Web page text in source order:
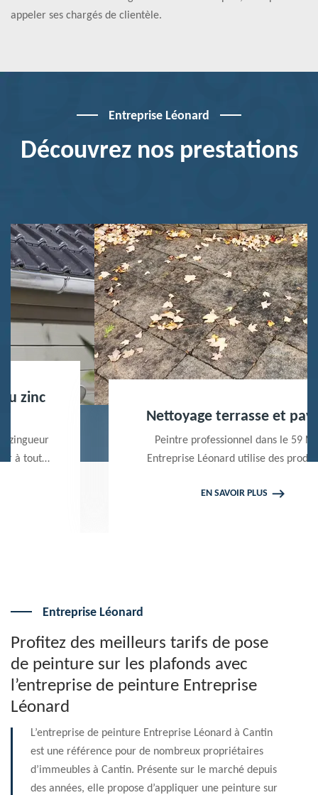
appeler ses chargés de clientèle.
Entreprise Léonard
Découvrez nos prestations
Nettoyage terrasse et pavé 59
Peintre professionnel dans le 59 Nord,
Entreprise Léonard utilise des produits de
pavé. Propose un devis gratuit qui ne vous
Entreprise Léonard
Profitez des meilleurs tarifs de pose
de peinture sur les plafonds avec
l’entreprise de peinture Entreprise
Léonard
L’entreprise de peinture Entreprise Léonard à Cantin
est une référence pour de nombreux propriétaires
d’immeubles à Cantin. Présente sur le marché depuis
des années, elle propose d’appliquer une peinture sur